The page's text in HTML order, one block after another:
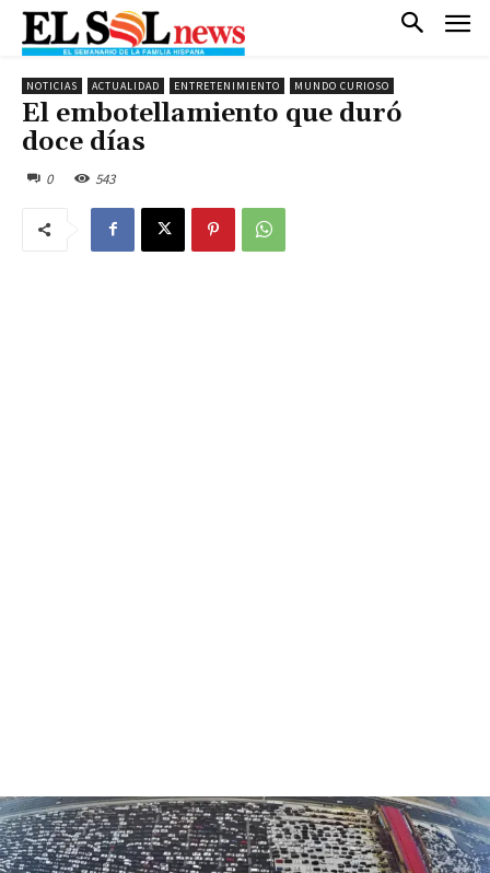
NOTICIAS ACTUALIDAD ENTRETENIMIENTO MUNDO CURIOSO
El embotellamiento que duró
doce días
0 543